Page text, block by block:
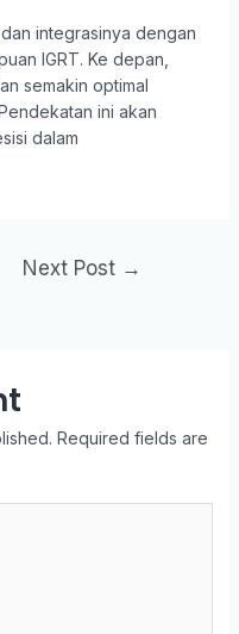
integrasinya dengan
IGRT. Ke depan,
semakin optimal
ini akan
dalam
Next Post →
Required fields are